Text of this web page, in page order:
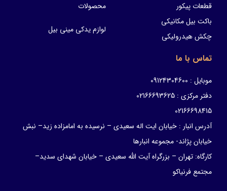
قطعات پیکور
باکت بیل مکانیکی
چکش هیدرولیکی
محصولات
لوازم یدکی مینی بیل
تماس با ما
موبایل : 09124304600
دفتر مرکزی : 02166693625
02166698415
آدرس انبار : خیابان ایت اله سعیدی – نرسیده به امامزاده زید– نبش
خیابان پژاند- مجموعه انبارها
کارگاه: تهران – بزرگراه آیت الله سعیدی – خیابان شهدای سدید–
مجتمع فرنیاکو